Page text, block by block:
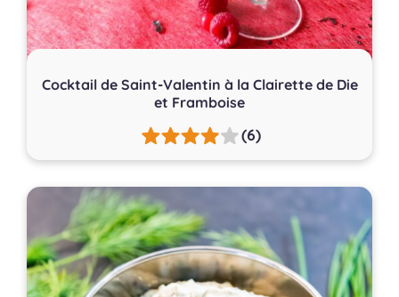
Cocktail de Saint-Valentin à la Clairette de Die
et Framboise
(6)